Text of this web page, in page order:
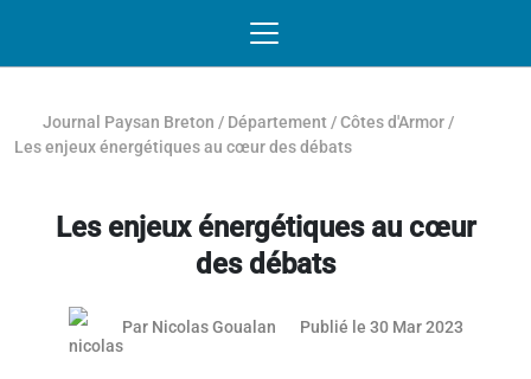
Journal Paysan Breton / Département /Côtes d'Armor /
Les enjeux énergétiques au cœur des débats
Les enjeux énergétiques au cœur
des débats
Par Nicolas Goualan Publié le 30 Mar 202324 mai